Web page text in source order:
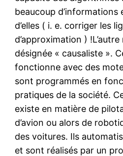
beaucoup d’informations
d’elles ( i. e. corriger les
d’approximation ) !L’autre
désignée « causaliste ».
fonctionne avec des
sont programmés en
pratiques de la société.
existe en matière de
d’avion ou alors de
des voitures. Ils
et sont réalisés par un